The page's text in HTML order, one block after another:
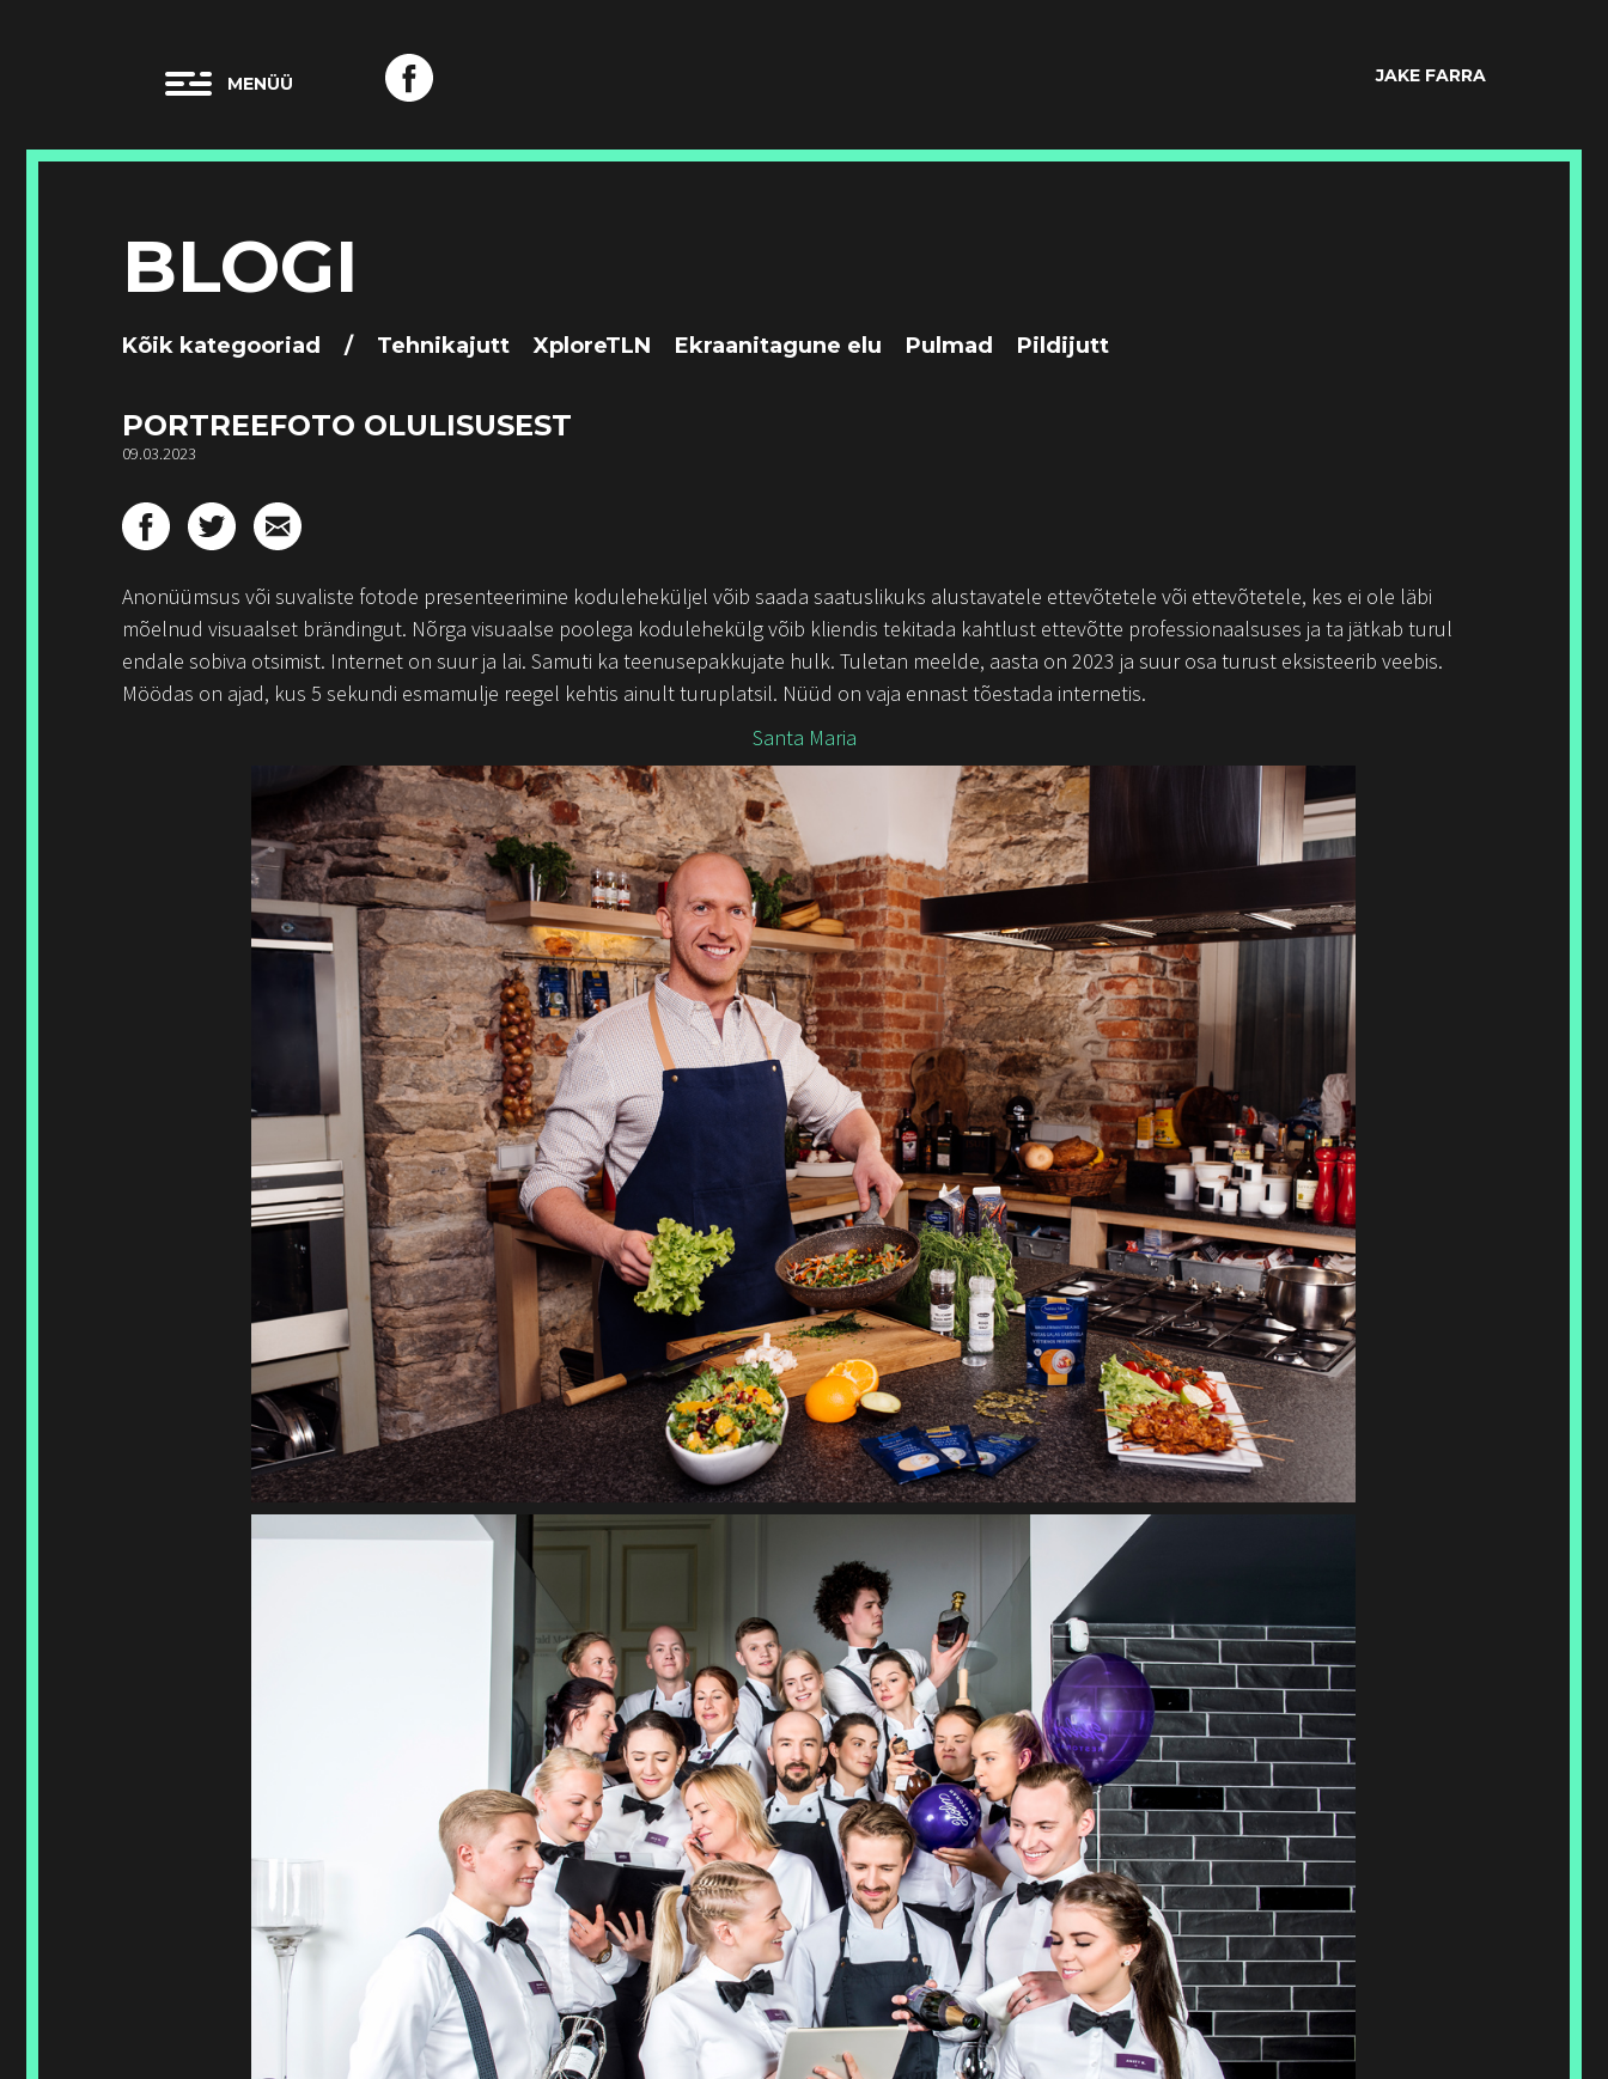
JAKE FARRA
BLOGI
Kõik kategooriad / Tehnikajutt XploreTLN Ekraanitagune elu Pulmad Pildijutt
PORTREEFOTO OLULISUSEST
09.03.2023
Anonüümsus või suvaliste fotode presenteerimine koduleheküljel võib saada saatuslikuks alustavatele ettevõtetele või ettevõtetele, kes ei ole läbi
mõelnud visuaalset brändingut. Nõrga visuaalse poolega kodulehekülg võib kliendis tekitada kahtlust ettevõtte professionaalsuses ja ta jätkab turul
endale sobiva otsimist. Internet on suur ja lai. Samuti ka teenusepakkujate hulk. Tuletan meelde, aasta on 2023 ja suur osa turust eksisteerib veebis.
Möödas on ajad, kus 5 sekundi esmamulje reegel kehtis ainult turuplatsil. Nüüd on vaja ennast tõestada internetis.
Santa Maria